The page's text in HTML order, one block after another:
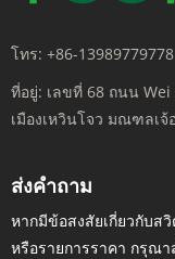
โทร: +86-13989779778
ที่อยู่: เลขที่ 68 ถนน
เมืองเหวินโจว มณฑลเจ้
ส่งคำถาม
หากมีข้อสงสัยเกี่ยวกับส
หรือรายการราคา กรุณา